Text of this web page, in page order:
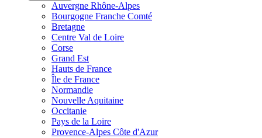
Auvergne Rhône-Alpes
Bourgogne Franche Comté
Bretagne
Centre Val de Loire
Corse
Grand Est
Hauts de France
Île de France
Normandie
Nouvelle Aquitaine
Occitanie
Pays de la Loire
Provence-Alpes Côte d'Azur